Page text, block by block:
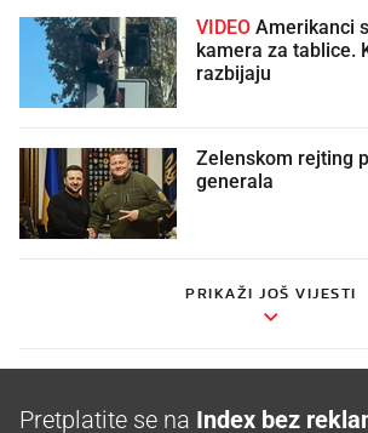
VIDEO
kamera za tablice.
razbijaju
Zelenskom rejting
generala
PRIKAŽI JOŠ VIJESTI
Pretplatite se na Index bez